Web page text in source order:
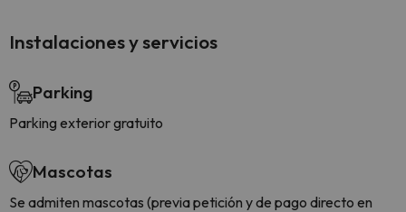
Instalaciones y servicios
Parking
Parking exterior gratuito
Mascotas
Se admiten mascotas (previa petición y de pago directo en